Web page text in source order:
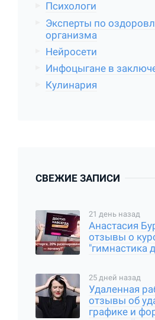
Психологи
Эксперты по
организма
Нейросети
Инфоцыгане в
Кулинария
СВЕЖИЕ ЗАПИСИ
21 день назад
Анастасия
отзывы о
"гимнастика
25 дней назад
Удаленная
отзывы об
графике и